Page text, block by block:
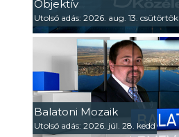
Objektív
Utolsó adás: 2026. aug. 13. csütörtök
Balatoni Mozaik
Utolsó adás: 2026. júl. 28. kedd